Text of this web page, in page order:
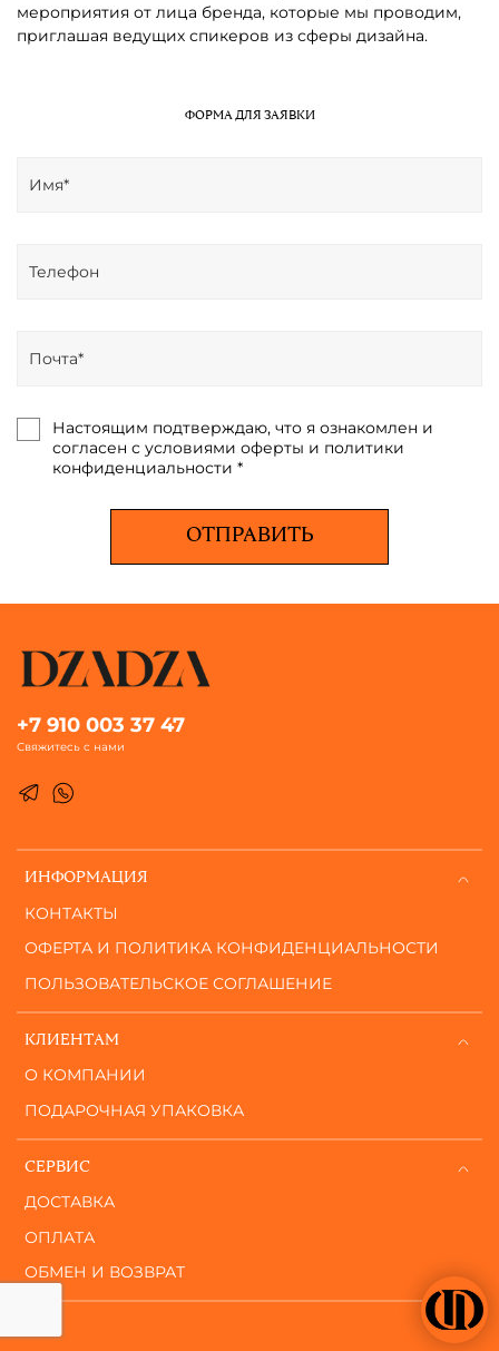
мероприятия от лица бренда, которые мы проводим,
приглашая ведущих спикеров из сферы дизайна.
ФОРМА ДЛЯ ЗАЯВКИ
Настоящим подтверждаю, что я ознакомлен и
согласен с условиями оферты и политики
конфиденциальности *
ОТПРАВИТЬ
ИНФОРМАЦИЯ
КОНТАКТЫ
ОФЕРТА И ПОЛИТИКА КОНФИДЕНЦИАЛЬНОСТИ
ПОЛЬЗОВАТЕЛЬСКОЕ СОГЛАШЕНИЕ
КЛИЕНТАМ
О КОМПАНИИ
ПОДАРОЧНАЯ УПАКОВКА
СЕРВИС
ДОСТАВКА
ОПЛАТА
ОБМЕН И ВОЗВРАТ
+7 910 003 37 47
Свяжитесь с нами